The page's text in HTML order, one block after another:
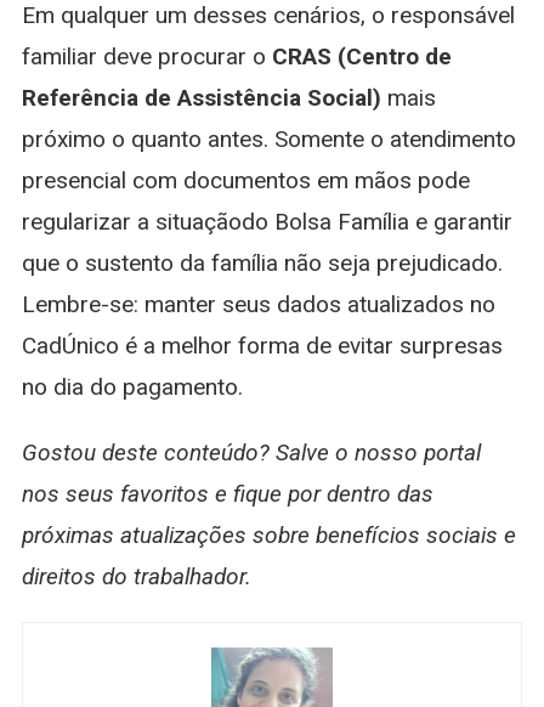
Em qualquer um desses cenários, o responsável
familiar deve procurar o CRAS (Centro de
Referência de Assistência Social) mais
próximo o quanto antes. Somente o atendimento
presencial com documentos em mãos pode
regularizar a situaçãodo Bolsa Família e garantir
que o sustento da família não seja prejudicado.
Lembre-se: manter seus dados atualizados no
CadÚnico é a melhor forma de evitar surpresas
no dia do pagamento.
Gostou deste conteúdo? Salve o nosso portal
nos seus favoritos e fique por dentro das
próximas atualizações sobre benefícios sociais e
direitos do trabalhador.